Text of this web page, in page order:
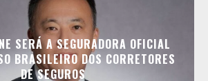
SERÁ A SEGURADORA OFICIAL
BRASILEIRO DOS CORRETORES
DE SEGUROS